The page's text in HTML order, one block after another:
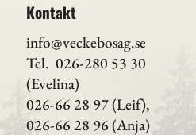
Kontakt
info@veckebosag.se
Tel. 026-280 53 30
(Evelina)
026-66 28 97 (Leif),
026-66 28 96 (Anja)